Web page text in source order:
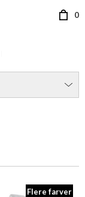
0
Flere farver